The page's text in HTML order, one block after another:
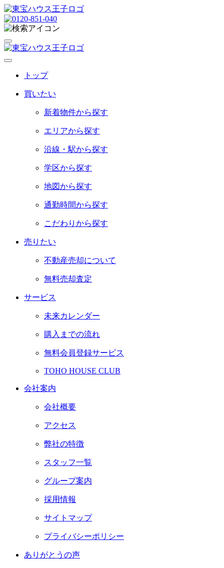
トップ
買いたい
新着物件から探す
エリアから探す
沿線・駅から探す
学区から探す
地図から探す
通勤時間から探す
こだわりから探す
売りたい
不動産売却について
無料売却査定
サービス
未来カレンダー
購入までの流れ
無料会員登録サービス
TOHO HOUSE CLUB
会社案内
会社概要
アクセス
弊社の特徴
スタッフ一覧
グループ案内
採用情報
サイトマップ
プライバシーポリシー
ありがとうの声